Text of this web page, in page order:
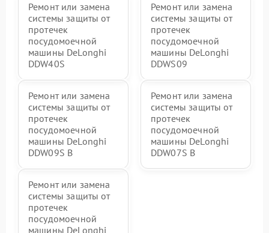
Ремонт или замена
системы защиты от
протечек
посудомоечной
машины DeLonghi
DDW40S
Ремонт или замена
системы защиты от
протечек
посудомоечной
машины DeLonghi
DDWS09
Ремонт или замена
системы защиты от
протечек
посудомоечной
машины DeLonghi
DDW09S B
Ремонт или замена
системы защиты от
протечек
посудомоечной
машины DeLonghi
DDW07S B
Ремонт или замена
системы защиты от
протечек
посудомоечной
машины DeLonghi